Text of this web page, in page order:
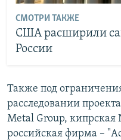
СМОТРИ ТАКЖЕ
США расширили
России
Также под
расследовании
Metal Group, кипрская
российская фирма –